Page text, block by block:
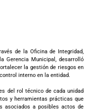
de la Oficina de Integridad,
Gerencia Municipal, desarrolló
la gestión de riesgos en
interno en la entidad.
del rol técnico de cada unidad
y herramientas prácticas que
asociados a posibles actos de